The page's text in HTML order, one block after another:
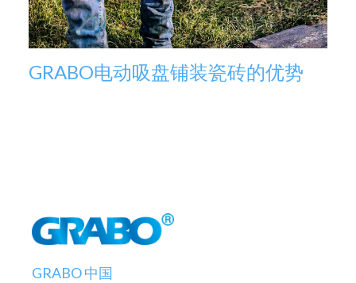
GRABO电动吸盘铺装瓷砖的优势
GRABO 中国